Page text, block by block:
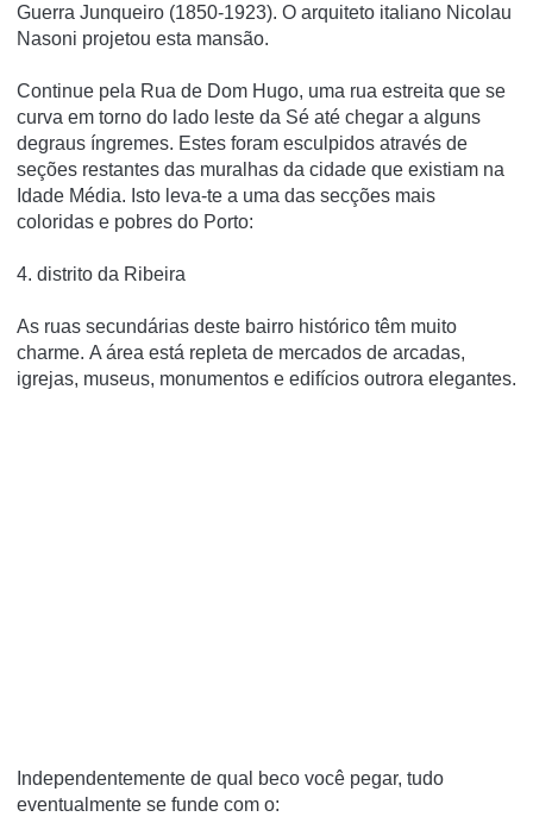
Guerra Junqueiro (1850-1923). O arquiteto italiano Nicolau
Nasoni projetou esta mansão.
Continue pela Rua de Dom Hugo, uma rua estreita que se
curva em torno do lado leste da Sé até chegar a alguns
degraus íngremes. Estes foram esculpidos através de
seções restantes das muralhas da cidade que existiam na
Idade Média. Isto leva-te a uma das secções mais
coloridas e pobres do Porto:
4. distrito da Ribeira
As ruas secundárias deste bairro histórico têm muito
charme. A área está repleta de mercados de arcadas,
igrejas, museus, monumentos e edifícios outrora elegantes.
Independentemente de qual beco você pegar, tudo
eventualmente se funde com o: